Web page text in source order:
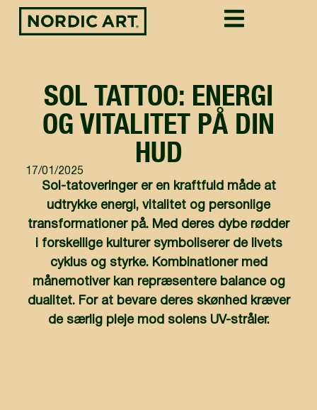
SOL TATTOO: ENERGI
OG VITALITET PÅ DIN
HUD
17/01/2025
Sol-tatoveringer er en kraftfuld måde at
udtrykke energi, vitalitet og personlige
transformationer på. Med deres dybe rødder
i forskellige kulturer symboliserer de livets
cyklus og styrke. Kombinationer med
månemotiver kan repræsentere balance og
dualitet. For at bevare deres skønhed kræver
de særlig pleje mod solens UV-stråler.